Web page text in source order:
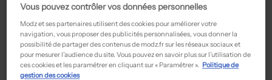
Vous pouvez contrôler vos données personnelles
Modz et ses partenaires utilisent des cookies pour améliorer votre
navigation, vous proposer des publicités personnalisées, vous donner la
possibilité de partager des contenus de modz.fr sur les réseaux sociaux et
pour mesurer l’audience du site. Vous pouvez en savoir plus sur l’utilisation de
ces cookies et les paramétrer en cliquant sur « Paramétrer ». Politique de
gestion des cookies